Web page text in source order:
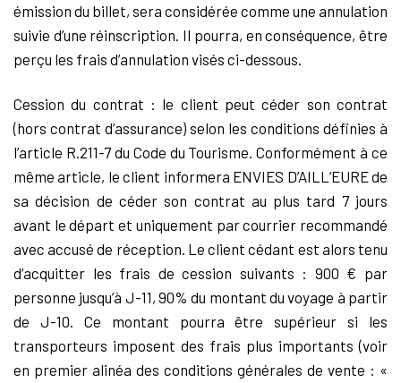
émission du billet, sera considérée comme une annulation
suivie d’une réinscription. Il pourra, en conséquence, être
perçu les frais d’annulation visés ci-dessous.
Cession du contrat : le client peut céder son contrat
(hors contrat d’assurance) selon les conditions définies à
l’article R.211-7 du Code du Tourisme. Conformément à ce
même article, le client informera ENVIES D’AILL’EURE de
sa décision de céder son contrat au plus tard 7 jours
avant le départ et uniquement par courrier recommandé
avec accusé de réception. Le client cédant est alors tenu
d’acquitter les frais de cession suivants : 900 € par
personne jusqu’à J-11, 90% du montant du voyage à partir
de J-10. Ce montant pourra être supérieur si les
transporteurs imposent des frais plus importants (voir
en premier alinéa des conditions générales de vente : «